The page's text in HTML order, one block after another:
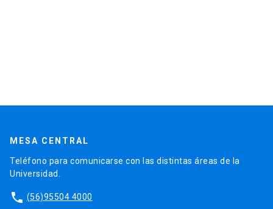
MESA CENTRAL
Teléfono para comunicarse con las distintas áreas de la
Universidad.
phone (56)95504 4000